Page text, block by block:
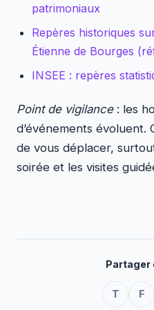
patrimoniaux
Repères historiques
Étienne de Bourges
INSEE : repères
Point de vigilance: les
d’événements
de vous déplacer,
soirée et les visites
Partager
T F